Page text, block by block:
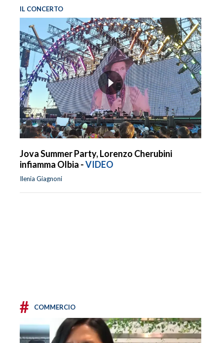
IL CONCERTO
Jova Summer Party, Lorenzo Cherubini
infiamma Olbia -VIDEO
Ilenia Giagnoni
# COMMERCIO